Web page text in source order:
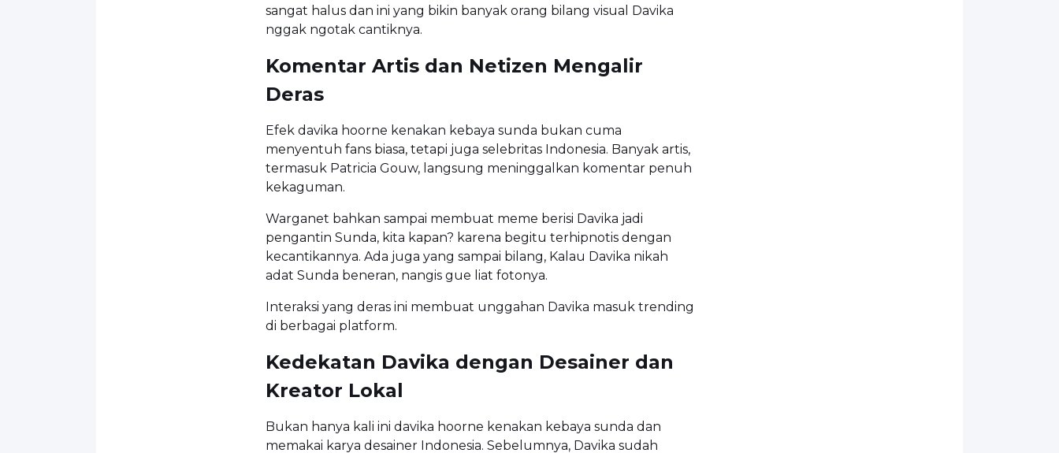
sangat halus dan ini yang bikin banyak orang bilang visual Davika
nggak ngotak cantiknya.
Komentar Artis dan Netizen Mengalir
Deras
Efek davika hoorne kenakan kebaya sunda bukan cuma
menyentuh fans biasa, tetapi juga selebritas Indonesia. Banyak artis,
termasuk Patricia Gouw, langsung meninggalkan komentar penuh
kekaguman.
Warganet bahkan sampai membuat meme berisi Davika jadi
pengantin Sunda, kita kapan? karena begitu terhipnotis dengan
kecantikannya. Ada juga yang sampai bilang, Kalau Davika nikah
adat Sunda beneran, nangis gue liat fotonya.
Interaksi yang deras ini membuat unggahan Davika masuk trending
di berbagai platform.
Kedekatan Davika dengan Desainer dan
Kreator Lokal
Bukan hanya kali ini davika hoorne kenakan kebaya sunda dan
memakai karya desainer Indonesia. Sebelumnya, Davika sudah